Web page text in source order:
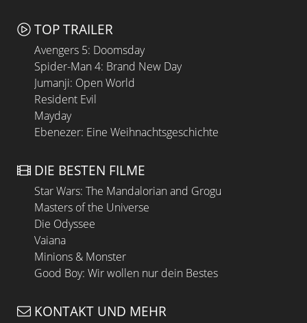
TOP TRAILER
Avengers 5: Doomsday
Spider-Man 4: Brand New Day
Jumanji: Open World
Resident Evil
Mayday
Ebenezer: Eine Weihnachtsgeschichte
DIE BESTEN FILME
Star Wars: The Mandalorian and Grogu
Masters of the Universe
Die Odyssee
Vaiana
Minions & Monster
Good Boy: Wir wollen nur dein Bestes
KONTAKT UND MEHR